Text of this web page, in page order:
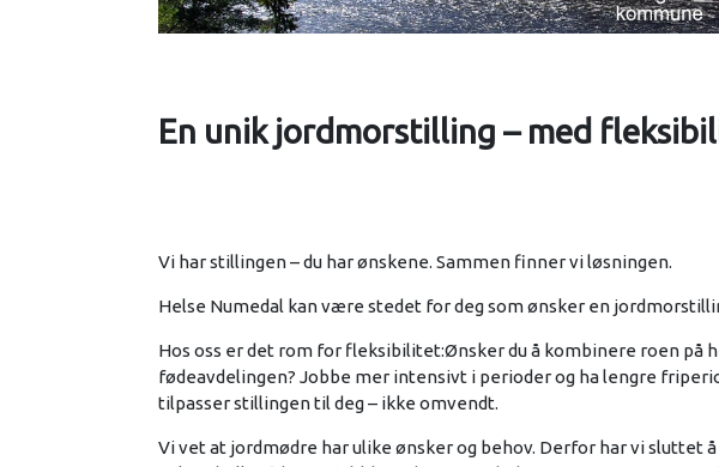
En unik jordmorstilling – med
Vi har stillingen – du har ønskene. Sammen finner vi løsningen.
Helse Numedal kan være stedet for deg som ønsker en
Hos oss er det rom for fleksibilitet:Ønsker du å kombinere roen på
fødeavdelingen? Jobbe mer intensivt i perioder og ha lengre
tilpasser stillingen til deg – ikke omvendt.
Vi vet at jordmødre har ulike ønsker og behov. Derfor har vi sluttet